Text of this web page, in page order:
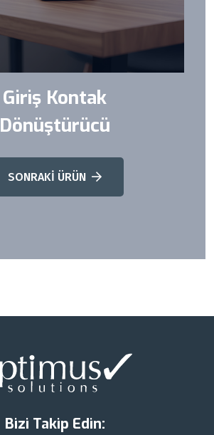
Giriş Kontak
Dönüştürücü
SONRAKİ ÜRÜN
Bizi Takip Edin: